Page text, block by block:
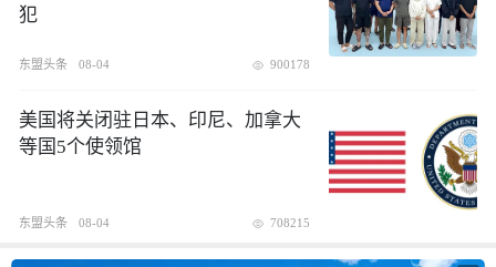
犯
东盟头条 08-04 900178
美国将关闭驻日本、印尼、加拿大
等国5个使领馆
东盟头条 08-04 708215